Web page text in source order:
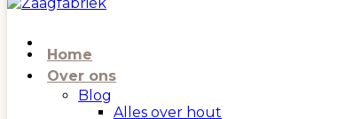
Home
Over ons
Blog
Alles over hout